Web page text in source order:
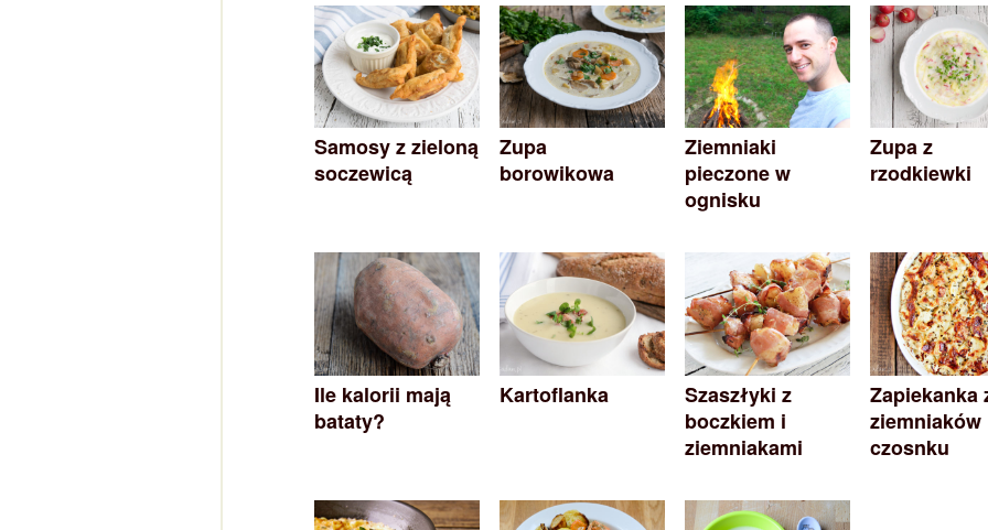
Samosy z zieloną
soczewicą
Zupa
borowikowa
Ziemniaki
pieczone w
ognisku
Zupa z
rzodkiewki
Ile kalorii mają
bataty?
Kartoflanka
Szaszłyki z
boczkiem i
ziemniakami
Zapiekanka
ziemniaków
czosnku